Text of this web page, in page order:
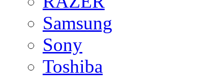
Samsung
Sony
Toshiba